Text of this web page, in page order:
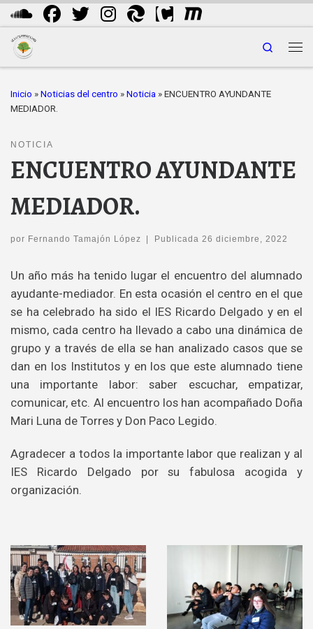
Saltar al contenido
Search
Inicio » Noticias del centro » Noticia » ENCUENTRO AYUNDANTE
MEDIADOR.
NOTICIA
ENCUENTRO AYUNDANTE
MEDIADOR.
por Fernando Tamajón López Publicada 26 diciembre, 2022
Un año más ha tenido lugar el encuentro del alumnado
ayudante-mediador. En esta ocasión el centro en el que
se ha celebrado ha sido el IES Ricardo Delgado y en el
mismo, cada centro ha llevado a cabo una dinámica de
grupo y a través de ella se han analizado casos que se
dan en los Institutos y en los que este alumnado tiene
una importante labor: saber escuchar, empatizar,
comunicar, etc. Al encuentro los han acompañado Doña
Mari Luna de Torres y Don Paco Legido.
Agradecer a todos la importante labor que realizan y al
IES Ricardo Delgado por su fabulosa acogida y
organización.